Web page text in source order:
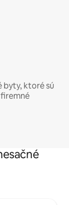
byty, ktoré sú